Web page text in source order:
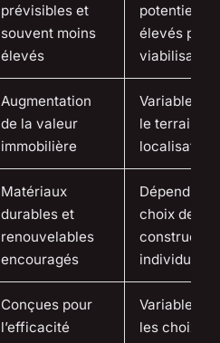
prévisibles et
souvent moins
élevés
potentiels
élevés pour
viabilisation
Augmentation
de la valeur
immobilière
Variable
le terrain et
localisation
Matériaux
durables et
renouvelables
encouragés
Dépend des
choix de
individuels
Conçues pour
l’efficacité
Variable
les choix de